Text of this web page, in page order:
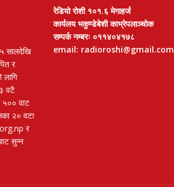
सालदेखि
र
लागि
वटै
५०० वाट
२० वटा
र
सुन्न
रेडियो रोशी १०१.६ मेगाहर्ज
कार्यलय भकुण्डेबेशी काभ्रेपलाञ्चोक
सम्पर्क नम्बरः ०११४०४१७८
email: radioroshi@gmail.com